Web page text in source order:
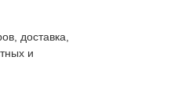
доставка,
и